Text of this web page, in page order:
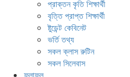
প্রাক্তন কৃতি শিক্ষার্থী
বৃত্তি প্রাপ্ত শিক্ষার্থী
ষ্টুডেন্ট কেবিনেট
ভর্তি তথ্য
সকল ক্লাস রুটিন
সকল সিলেবাস